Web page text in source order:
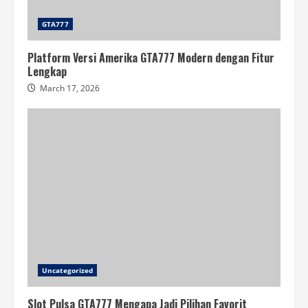
GTA777
Platform Versi Amerika GTA777 Modern dengan Fitur
Lengkap
March 17, 2026
Uncategorized
Slot Pulsa GTA777 Mengapa Jadi Pilihan Favorit